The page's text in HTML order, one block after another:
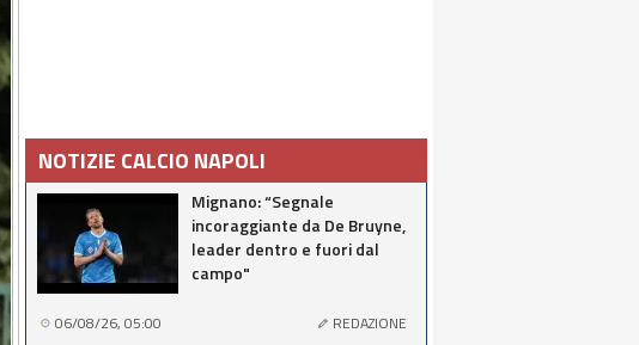
NOTIZIE CALCIO NAPOLI
Mignano: “Segnale
incoraggiante da De Bruyne,
leader dentro e fuori dal
campo"
06/08/26, 05:00 REDAZIONE